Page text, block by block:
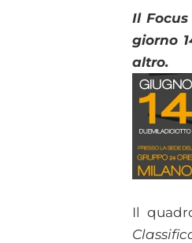
Il
giorno
altro.
Il